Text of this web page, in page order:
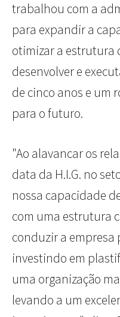
trabalhou com a
para expandir a
otimizar a estrutura
desenvolver e
de cinco anos e um
para o futuro.
"Ao alavancar os
data da H.I.G. no
nossa capacidade
com uma estrutura
conduzir a empresa
investindo em
uma organização
levando a um